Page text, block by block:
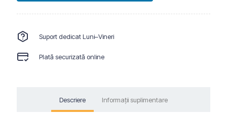
Suport dedicat Luni–Vineri
Plată securizată online
Descriere Informații suplimentare